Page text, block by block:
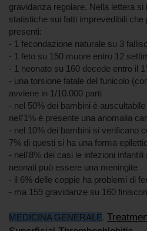
gravidanza regolare. Nella lettera si
statistiche sui fatti imprevedibili che
presenti:
- 1 fecondazione naturale su 3
- 1 feto su 150 muore entro 12
- 1 neonato su 160 decede entro il
- una torsione fatale del funicolo
avviene in 1/10.000 parti
- nel 50% dei bambini è
nell'1% è presente una anomalia
- nel 10% dei bambini si verificano
7% di questi si ha una forma
- nell'8% dei casi le infezioni
neonati può essere una meningite
- il 6% delle coppie ha problemi di
- ma 159 gravidanze su 160
MEDICINA GENERALE.